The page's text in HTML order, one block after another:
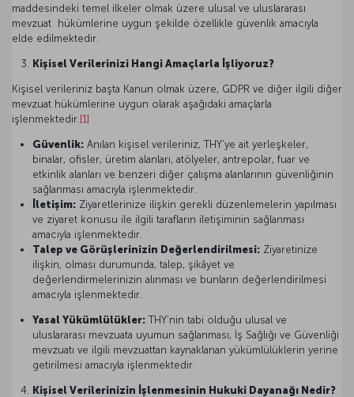
maddesindeki temel ilkeler olmak üzere ulusal ve uluslararası
mevzuat hükümlerine uygun şekilde özellikle güvenlik amacıyla
elde edilmektedir.
Kişisel Verilerinizi Hangi Amaçlarla İşliyoruz?
Kişisel verileriniz başta Kanun olmak üzere, GDPR ve diğer ilgili diğer
mevzuat hükümlerine uygun olarak aşağıdaki amaçlarla
işlenmektedir. [1]
Güvenlik: Anılan kişisel verileriniz, THY’ye ait yerleşkeler,
binalar, ofisler, üretim alanları, atölyeler, antrepolar, fuar ve
etkinlik alanları ve benzeri diğer çalışma alanlarının güvenliğinin
sağlanması amacıyla işlenmektedir.
İletişim: Ziyaretlerinize ilişkin gerekli düzenlemelerin yapılması
ve ziyaret konusu ile ilgili tarafların iletişiminin sağlanması
amacıyla işlenmektedir.
Talep ve Görüşlerinizin Değerlendirilmesi: Ziyaretinize
ilişkin, olması durumunda, talep, şikâyet ve
değerlendirmelerinizin alınması ve bunların değerlendirilmesi
amacıyla işlenmektedir.
Yasal Yükümlülükler: THY’nin tabi olduğu ulusal ve
uluslararası mevzuata uyumun sağlanması, İş Sağlığı ve Güvenliği
mevzuatı ve ilgili mevzuattan kaynaklanan yükümlülüklerin yerine
getirilmesi amacıyla işlenmektedir.
Kişisel Verilerinizin İşlenmesinin Hukuki Dayanağı Nedir?